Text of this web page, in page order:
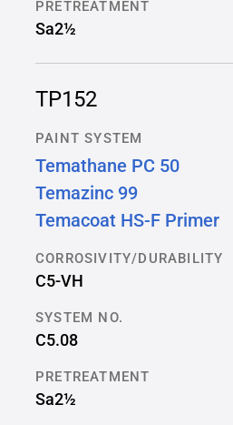
PRETREATMENT
Sa2½
TP152
PAINT SYSTEM
Temathane PC 50
Temazinc 99
Temacoat HS-F Primer
CORROSIVITY/DURABILITY
C5-VH
SYSTEM NO.
C5.08
PRETREATMENT
Sa2½